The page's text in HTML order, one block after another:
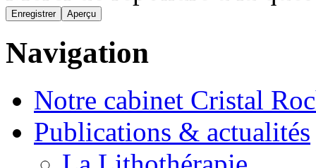
Navigation
Notre cabinet Cristal
Publications & actualités